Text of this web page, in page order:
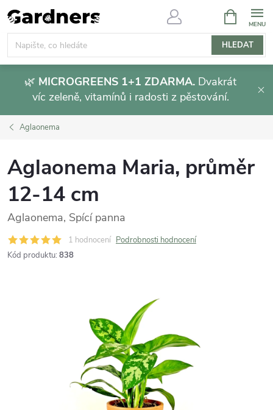
Přejít
na
obsah
HLEDAT
NÁKUPNÍ
KOŠÍK
🌿 MICROGREENS 1+1 ZDARMA. Dvakrát
víc zeleně, vitamínů i radosti z pěstování.
Aglaonema
Aglaonema Maria, průměr
12-14 cm
Aglaonema, Spící panna
1 hodnocení Podrobnosti hodnocení
Kód produktu: 838